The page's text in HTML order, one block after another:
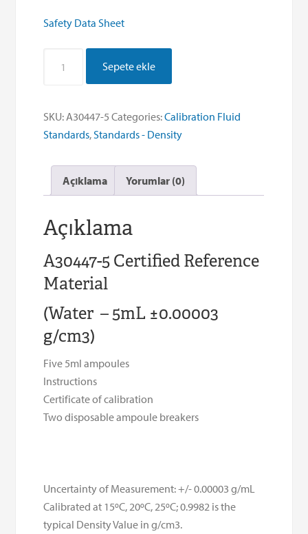
Safety Data Sheet
Standard
Water
25
(5
5mL
ampoules)
CRM
quantity
Sepete ekle
SKU:A30447-5 Categories:Calibration Fluid
Standards,Standards - Density
Açıklama Yorumlar (0)
Açıklama
A30447-5 Certified Reference
Material
(Water – 5mL ±0.00003
g/cm3)
Five 5ml ampoules
Instructions
Certificate of calibration
Two disposable ampoule breakers
Uncertainty of Measurement: +/- 0.00003 g/mL
Calibrated at 15ºC, 20ºC, 25ºC; 0.9982 is the
typical Density Value in g/cm3.